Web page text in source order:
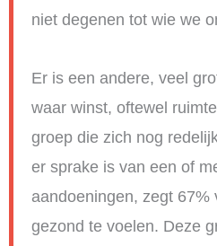
niet degenen tot wie we
Er is een andere, veel
waar winst, oftewel
groep die zich nog
er sprake is van een of
aandoeningen, zegt 67%
gezond te voelen. Deze